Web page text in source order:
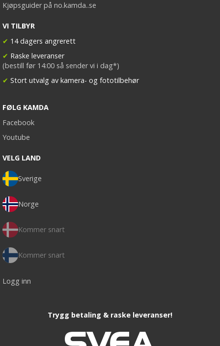
Kjøpsguider på no.kamda..se
VI TILBYR
✔ 14 dagers angrerett
✔ Raske leveranser
(bestill før 14:00 så sender vi i dag*)
✔ Stort utvalg av kamera- og fototilbehør
FØLG KAMDA
Facebook
Youtube
VELG LAND
Sverige
Norge
Kommer snart
Kommer snart
Logg inn
Trygg betaling & raske leveranser!